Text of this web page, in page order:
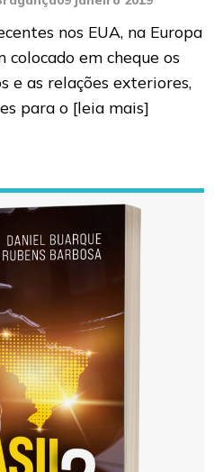
nos EUA, na Europa
em cheque os
e as relações exteriores,
para o [leia mais]